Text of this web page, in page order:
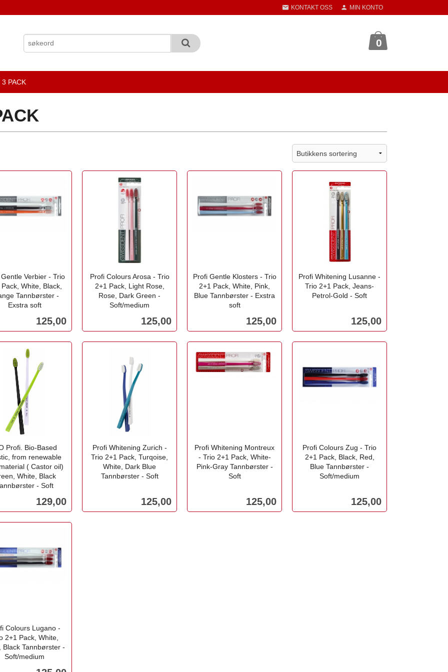
KONTAKT OSS MIN KONTO
0
3 PACK
Verbier - Trio
White, Black,
Tannbørster -
Exstra soft
Pris
125,00
Kjøp
Profi Colours Arosa - Trio
2+1 Pack, Light Rose,
Rose, Dark Green -
Soft/medium
Pris
125,00
Profi Gentle Klosters - Trio
2+1 Pack, White, Pink,
Blue Tannbørster - Exstra
soft
Pris
125,00
Kjøp
Profi Whitening Lusanne -
Trio 2+1 Pack, Jeans-
Petrol-Gold - Soft
Pris
125,00
Profi. Bio-Based
from renewable
( Castor oil)
White, Black
- Soft
Pris
129,00
Profi Whitening Zurich -
Trio 2+1 Pack, Turqoise,
White, Dark Blue
Tannbørster - Soft
Pris
125,00
Profi Whitening Montreux
- Trio 2+1 Pack, White-
Pink-Gray Tannbørster -
Soft
Pris
125,00
Profi Colours Zug - Trio
2+1 Pack, Black, Red,
Blue Tannbørster -
Soft/medium
Pris
125,00
Colours Lugano -
2+1 Pack, White,
Black Tannbørster -
Soft/medium